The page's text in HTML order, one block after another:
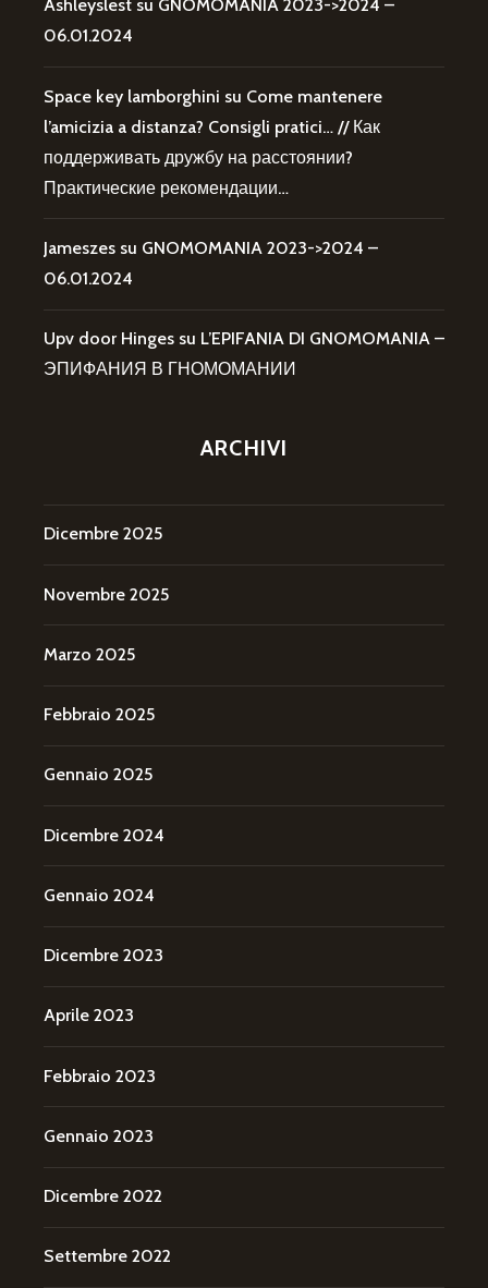
Ashleyslest su GNOMOMANIA 2023->2024 –
06.01.2024
Space key lamborghini su Come mantenere
l’amicizia a distanza? Consigli pratici… // Как
поддерживать дружбу на расстоянии?
Практические рекомендации…
Jameszes su GNOMOMANIA 2023->2024 –
06.01.2024
Upv door Hinges su L’EPIFANIA DI GNOMOMANIA –
ЭПИФАНИЯ В ГНОМОМАНИИ
ARCHIVI
Dicembre 2025
Novembre 2025
Marzo 2025
Febbraio 2025
Gennaio 2025
Dicembre 2024
Gennaio 2024
Dicembre 2023
Aprile 2023
Febbraio 2023
Gennaio 2023
Dicembre 2022
Settembre 2022